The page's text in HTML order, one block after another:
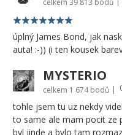
úplný James Bond, jak
auta! :-)) (i ten kousek
MYSTERIO
celkem 1 674 bodů |
tohle jsem tu uz nekdy
to same ale mam pocit ze
byl jinde a bylo tam